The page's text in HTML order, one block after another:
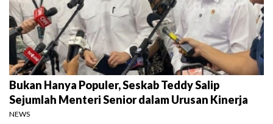
Bukan Hanya Populer, Seskab Teddy Salip
Sejumlah Menteri Senior dalam Urusan Kinerja
NEWS